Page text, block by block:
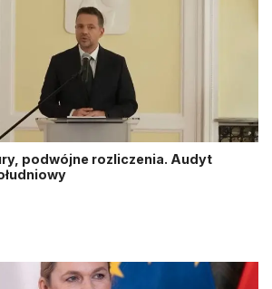
podwójne rozliczenia. Audyt